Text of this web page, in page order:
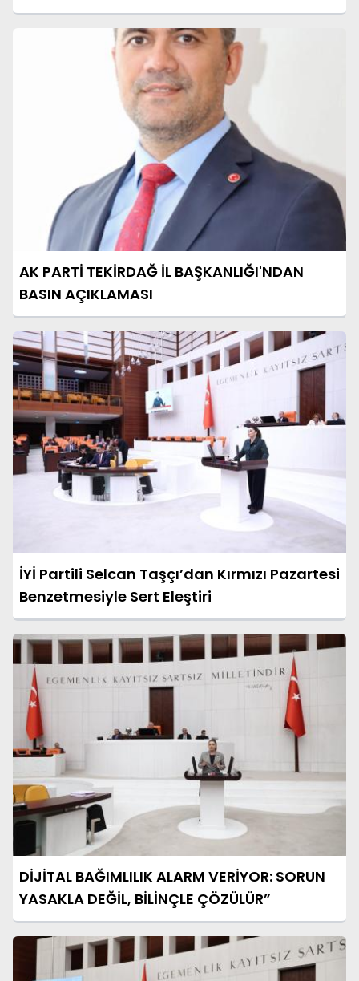
AK PARTİ TEKİRDAĞ İL BAŞKANLIĞI'NDAN
BASIN AÇIKLAMASI
İYİ Partili Selcan Taşçı’dan Kırmızı Pazartesi
Benzetmesiyle Sert Eleştiri
DİJİTAL BAĞIMLILIK ALARM VERİYOR: SORUN
YASAKLA DEĞİL, BİLİNÇLE ÇÖZÜLÜR”